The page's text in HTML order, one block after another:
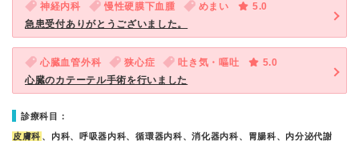
神経内科 慢性硬膜下血腫 めまい
5.0
急患受付ありがとうございました。
心臓血管外科 狭心症 吐き気・嘔吐
5.0
心臓のカテーテル手術を行いました
診療科目：
皮膚科 、内科、呼吸器内科、循環器内科、消化器内科、胃腸科、内分泌代謝